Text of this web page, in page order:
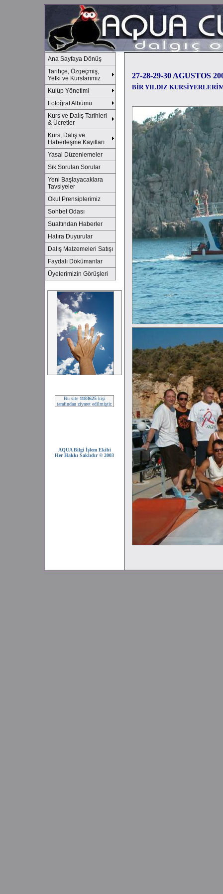
Ana Sayfaya Dönüş
Tarihçe, Özgeçmiş,
Yetki ve Kurslarımız
Kulüp Yönetimi
Fotoğraf Albümü
Kurs ve Dalış Tarihleri
& Ücretler
Kurs, Dalış ve
Haberleşme Kayıtları
Yasal Düzenlemeler
Sık Sorulan Sorular
Yeni Başlayacaklara
Tavsiyeler
Okul Prensiplerimiz
Sohbet Odası
Sualtından Haberler
Hatıra Duyurular
Dalış Malzemeleri Satışı
Faydalı Dökümanlar
Üyelerimizin Görüşleri
Bu site 1183625kişi
tarafından ziyaret edilmiştir.
AQUA Bilgi İşlem Ekibi
Her Hakkı Saklıdır © 2003
27-28-29-30 AGUSTOS
BİR YILDIZ